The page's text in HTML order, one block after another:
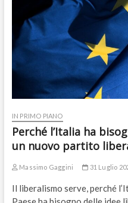
IN PRIMO PIANO
Perché l’Italia ha
un nuovo partito
Massimo Gaggini 31 Luglio
Il liberalismo serve, perché